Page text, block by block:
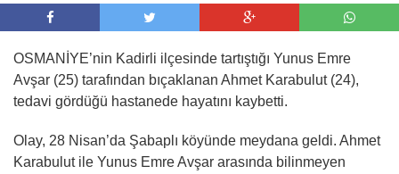
OSMANİYE’nin Kadirli ilçesinde tartıştığı Yunus Emre
Avşar (25) tarafından bıçaklanan Ahmet Karabulut (24),
tedavi gördüğü hastanede hayatını kaybetti.
Olay, 28 Nisan’da Şabaplı köyünde meydana geldi. Ahmet
Karabulut ile Yunus Emre Avşar arasında bilinmeyen